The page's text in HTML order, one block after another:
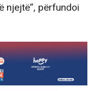
njejtë”, përfundoi